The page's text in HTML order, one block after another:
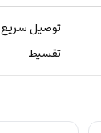
توصيل سريع
تقسيط